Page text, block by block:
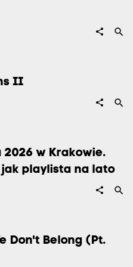
share search
II
share search
2026 w Krakowie.
playlista na lato
share search
Don't Belong (Pt.